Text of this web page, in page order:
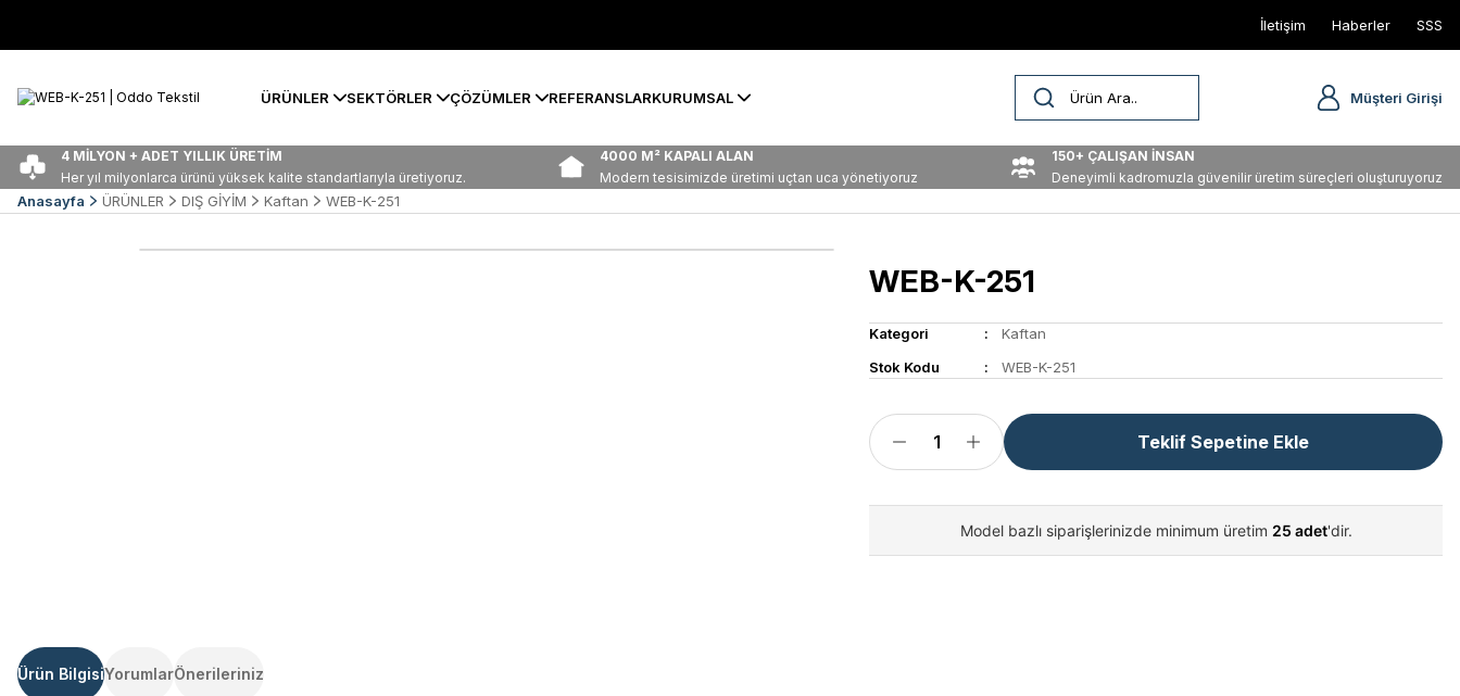
İletişim Haberler SSS
ÜRÜNLER SEKTÖRLER ÇÖZÜMLER REFERANSLARKURUMSAL Müşteri Girişi
4 MİLYON + ADET YILLIK ÜRETİM
Her yıl milyonlarca ürünü yüksek kalite standartlarıyla üretiyoruz.
4000 M² KAPALI ALAN
Modern tesisimizde üretimi uçtan uca yönetiyoruz
150+ ÇALIŞAN İNSAN
Deneyimli kadromuzla güvenilir üretim süreçleri oluşturuyoruz
Anasayfa ÜRÜNLER DIŞ GİYİM Kaftan WEB-K-251
WEB-K-251
Kategori
Kaftan
Stok Kodu
WEB-K-251
Teklif Sepetine Ekle
Model bazlı siparişlerinizde minimum üretim 25 adet'dir.
Ürün BilgisiYorumlarÖnerileriniz